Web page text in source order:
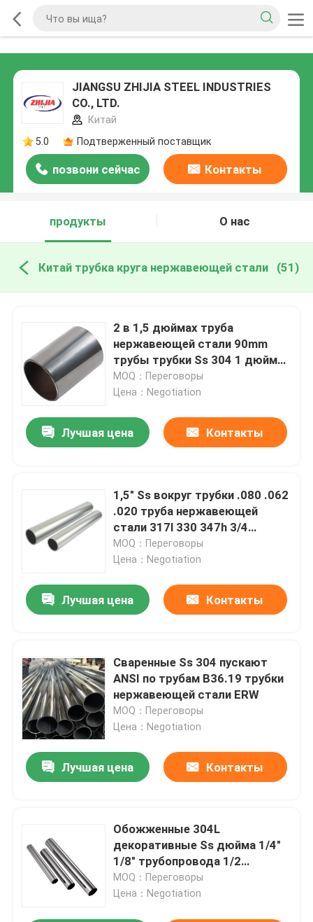
JIANGSU ZHIJIA STEEL INDUSTRIES
CO., LTD.
Китай
5.0
Подтверженный поставщик
позвони сейчас Контакты
продукты О нас
Китай трубка круга нержавеющей стали (51)
2 в 1,5 дюймах труба
нержавеющей стали 90mm
трубы трубки Ss 304 1 дюйма
сваренная круглая
MOQ：Переговоры
Цена：Negotiation
Лучшая цена Контакты
1,5" Ss вокруг трубки .080 .062
.020 труба нержавеющей
стали 317l 330 347h 3/4
дюймов 5/8" 5 дюймов
MOQ：Переговоры
Цена：Negotiation
Лучшая цена Контакты
Сваренные Ss 304 пускают
ANSI по трубам B36.19 трубки
нержавеющей стали ERW
MOQ：Переговоры
Цена：Negotiation
Лучшая цена Контакты
Обожженные 304L
декоративные Ss дюйма 1/4"
1/8" трубопровода 1/2
нержавеющей стали 201 304
пускают круг по трубам
MOQ：Переговоры
Цена：Negotiation